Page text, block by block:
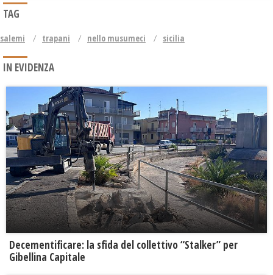
TAG
salemi trapani nello musumeci sicilia
IN EVIDENZA
Decementificare: la sfida del collettivo “Stalker” per
Gibellina Capitale